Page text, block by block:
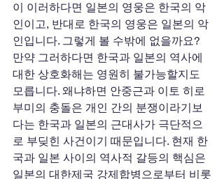
이 이러하다면 일본의 영웅은 한국의 악
인이고, 반대로 한국의 영웅은 일본의 악
인입니다. 그렇게 볼 수밖에 없을까요?
만약 그러하다면 한국과 일본의 역사에
대한 상호화해는 영원히 불가능할지도
모릅니다. 왜냐하면 안중근과 이토 히로
부미의 충돌은 개인 간의 분쟁이라기보
다는 한국과 일본의 근대사가 극단적으
로 부딪힌 사건이기 때문입니다. 현재 한
국과 일본 사이의 역사적 갈등의 핵심은
일본의 대한제국 강제합병으로부터 비롯